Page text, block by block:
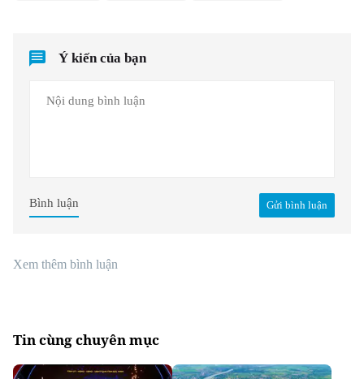
Ý kiến của bạn
Gửi bình luận
Bình luận
Xem thêm bình luận
Tin cùng chuyên mục